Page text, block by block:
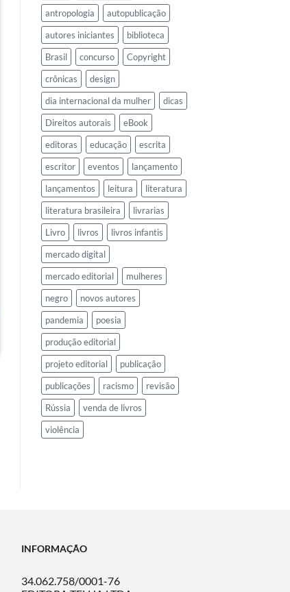
antropologia
autopublicação
autores iniciantes
biblioteca
Brasil
concurso
Copyright
crônicas
design
dia internacional da mulher
dicas
Direitos autorais
eBook
editoras
educação
escrita
escritor
eventos
lançamento
lançamentos
leitura
literatura
literatura brasileira
livrarias
Livro
livros
livros infantis
mercado digital
mercado editorial
mulheres
negro
novos autores
pandemia
poesia
produção editorial
projeto editorial
publicação
publicações
racismo
revisão
Rússia
venda de livros
violência
INFORMAÇÃO
34.062.758/0001-76